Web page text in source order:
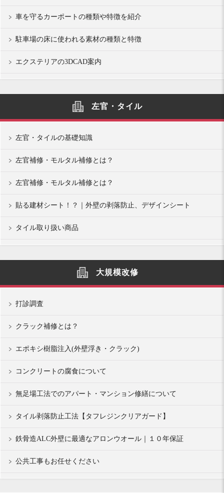
車を守るカーポートの種類や特徴を紹介
駐車場の床に使われる素材の種類と特徴
エクステリアの3DCAD案内
左官・タイル
左官・タイルの基礎知識
左官補修・モルタル補修とは？
左官補修・モルタル補修とは？
貼る建材シート！？｜外壁の剥落防止、デザインシート
タイル取り扱い商品
大規模改修
打診調査
クラック補修とは？
エポキシ樹脂注入(外壁浮き・クラック)
コンクリートの腐食について
無足場工法でのアパート・マンション修繕について
タイル剥落防止工法【タフレジンクリアガード】
鉄骨造ALC外壁に最適なアロンウオール｜１０年保証
公共工事もお任せください